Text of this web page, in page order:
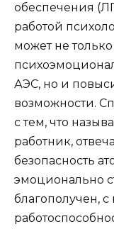
обеспечения
работой
может не
АЭС, но и
возможности.
с тем, что
работник,
безопасность
эмоционально
благополучен,